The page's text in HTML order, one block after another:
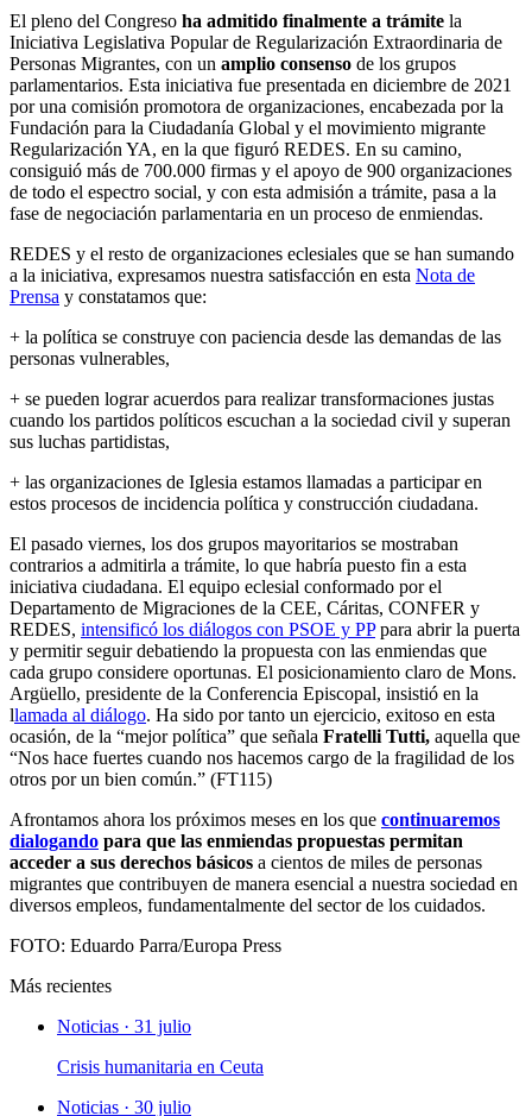
El pleno del Congreso ha admitido finalmente a trámite la
Iniciativa Legislativa Popular de Regularización Extraordinaria de
Personas Migrantes, con un amplio consenso de los grupos
parlamentarios. Esta iniciativa fue presentada en diciembre de 2021
por una comisión promotora de organizaciones, encabezada por la
Fundación para la Ciudadanía Global y el movimiento migrante
Regularización YA, en la que figuró REDES. En su camino,
consiguió más de 700.000 firmas y el apoyo de 900 organizaciones
de todo el espectro social, y con esta admisión a trámite, pasa a la
fase de negociación parlamentaria en un proceso de enmiendas.
REDES y el resto de organizaciones eclesiales que se han sumando
a la iniciativa, expresamos nuestra satisfacción en esta Nota de
Prensa y constatamos que:
+ la política se construye con paciencia desde las demandas de las
personas vulnerables,
+ se pueden lograr acuerdos para realizar transformaciones justas
cuando los partidos políticos escuchan a la sociedad civil y superan
sus luchas partidistas,
+ las organizaciones de Iglesia estamos llamadas a participar en
estos procesos de incidencia política y construcción ciudadana.
El pasado viernes, los dos grupos mayoritarios se mostraban
contrarios a admitirla a trámite, lo que habría puesto fin a esta
iniciativa ciudadana. El equipo eclesial conformado por el
Departamento de Migraciones de la CEE, Cáritas, CONFER y
REDES, intensificó los diálogos con PSOE y PPpara abrir la puerta
y permitir seguir debatiendo la propuesta con las enmiendas que
cada grupo considere oportunas. El posicionamiento claro de Mons.
Argüello, presidente de la Conferencia Episcopal, insistió en la
llamada al diálogo. Ha sido por tanto un ejercicio, exitoso en esta
ocasión, de la “mejor política” que señala Fratelli Tutti, aquella que
“Nos hace fuertes cuando nos hacemos cargo de la fragilidad de los
otros por un bien común.” (FT115)
Afrontamos ahora los próximos meses en los que continuaremos
dialogando para que las enmiendas propuestas permitan
acceder a sus derechos básicos a cientos de miles de personas
migrantes que contribuyen de manera esencial a nuestra sociedad en
diversos empleos, fundamentalmente del sector de los cuidados.
FOTO: Eduardo Parra/Europa Press
Más recientes
Noticias · 31 julio
Crisis humanitaria en Ceuta
Noticias · 30 julio